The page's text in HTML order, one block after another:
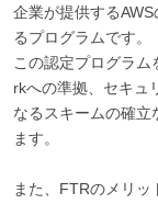
企業が提供する
るプログラムです。
この認定プログラ
rkへの準拠、セキュ
なるスキームの確立
ます。
また、FTRのメリ